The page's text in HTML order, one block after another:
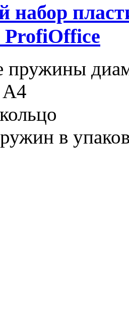
набор
ProfiOffice
пружины
в